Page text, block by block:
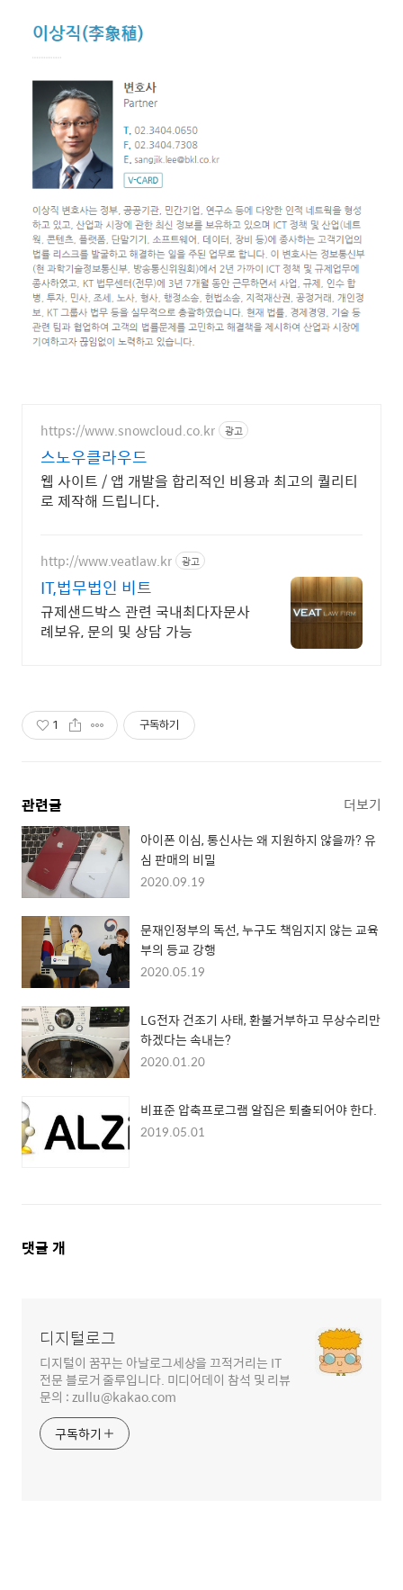
https://www.snowcloud.co.kr 광고
스노우클라우드
웹 사이트 / 앱 개발을 합리적인 비용과 최고의 퀄리티
로 제작해 드립니다.
http://www.veatlaw.kr 광고
IT,법무법인 비트
규제샌드박스 관련 국내최다자문사
례보유, 문의 및 상담 가능
1 구독하기
관련글 더보기
아이폰 이심, 통신사는 왜 지원하지 않을까? 유
심 판매의 비밀
2020.09.19
문재인정부의 독선, 누구도 책임지지 않는 교육
부의 등교 강행
2020.05.19
LG전자 건조기 사태, 환불거부하고 무상수리만
하겠다는 속내는?
2020.01.20
비표준 압축프로그램 알집은 퇴출되어야 한다.
2019.05.01
댓
댓글 개
디지털로그
디지털이 꿈꾸는 아날로그세상을 끄적거리는 IT
전문 블로거 줄루입니다. 미디어데이 참석 및 리뷰
문의 : zullu@kakao.com
구독하기